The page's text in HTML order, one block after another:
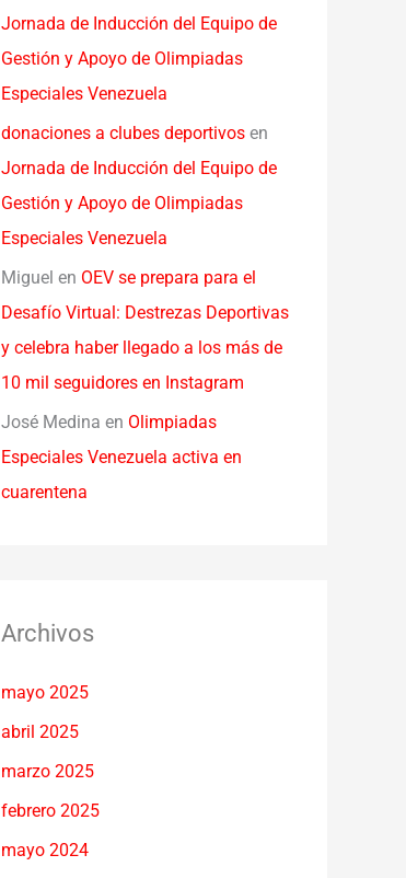
Jornada de Inducción del Equipo de
Gestión y Apoyo de Olimpiadas
Especiales Venezuela
donaciones a clubes deportivos en
Jornada de Inducción del Equipo de
Gestión y Apoyo de Olimpiadas
Especiales Venezuela
Miguel en OEV se prepara para el
Desafío Virtual: Destrezas Deportivas
y celebra haber llegado a los más de
10 mil seguidores en Instagram
José Medina en Olimpiadas
Especiales Venezuela activa en
cuarentena
Archivos
mayo 2025
abril 2025
marzo 2025
febrero 2025
mayo 2024